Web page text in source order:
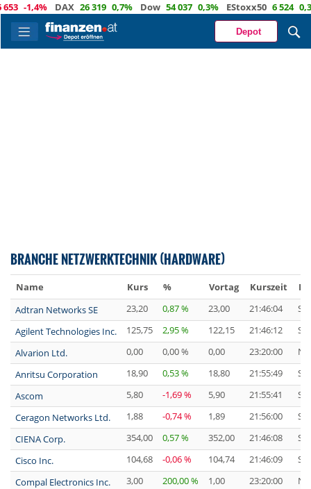
-1,4% DAX 26 319 0,7% Dow 54 037 0,3% EStoxx50 6 524
Depot
BRANCHE NETZWERKTECHNIK (HARDWARE)
Name Kurs % Vortag Kurszeit
Adtran Networks SE
23,20 0,87 % 23,00 21:46:04
Agilent Technologies Inc.
125,75 2,95 % 122,15 21:46:12
Alvarion Ltd.
0,00 0,00 % 0,00 23:20:00
Anritsu Corporation
18,90 0,53 % 18,80 21:55:49
Ascom
5,80 -1,69 % 5,90 21:55:41
Ceragon Networks Ltd.
1,88 -0,74 % 1,89 21:56:00
CIENA Corp.
354,00 0,57 % 352,00 21:46:08
Cisco Inc.
104,68 -0,06 % 104,74 21:46:09
Compal Electronics Inc.
3,00 200,00 % 1,00 23:20:00